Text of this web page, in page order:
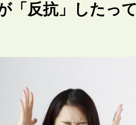
「反抗」したっ